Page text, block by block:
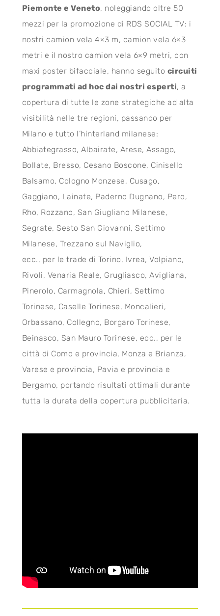
Piemonte e Veneto, noleggiando oltre 50
mezzi per la promozione di RDS SOCIAL TV: i
nostri camion vela 4×3 m, camion vela 6×3
metri e il nostro camion vela 6×9 metri, con
maxi poster bifacciale, hanno seguito circuiti
programmati ad hoc dai nostri esperti, a
copertura di tutte le zone strategiche ad alta
visibilità nelle tre regioni, passando per
Milano e tutto l’hinterland milanese:
Abbiategrasso, Albairate, Arese, Assago,
Bollate, Bresso, Cesano Boscone, Cinisello
Balsamo, Cologno Monzese, Cusago,
Gaggiano, Lainate, Paderno Dugnano, Pero,
Rho, Rozzano, San Giugliano Milanese,
Segrate, Sesto San Giovanni, Settimo
Milanese, Trezzano sul Naviglio,
ecc., per le trade di Torino, Ivrea, Volpiano,
Rivoli, Venaria Reale, Grugliasco, Avigliana,
Pinerolo, Carmagnola, Chieri, Settimo
Torinese, Caselle Torinese, Moncalieri,
Orbassano, Collegno, Borgaro Torinese,
Beinasco, San Mauro Torinese, ecc., per le
città di Como e provincia, Monza e Brianza,
Varese e provincia, Pavia e provincia e
Bergamo, portando risultati ottimali durante
tutta la durata della copertura pubblicitaria.